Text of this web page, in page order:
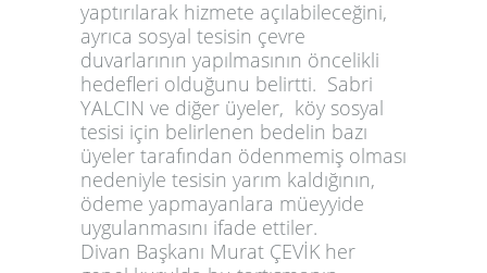
yaptırılarak hizmete açılabileceğini,
ayrıca sosyal tesisin çevre
duvarlarının yapılmasının öncelikli
hedefleri olduğunu belirtti. Sabri
YALCIN ve diğer üyeler, köy sosyal
tesisi için belirlenen bedelin bazı
üyeler tarafından ödenmemiş olması
nedeniyle tesisin yarım kaldığının,
ödeme yapmayanlara müeyyide
uygulanmasını ifade ettiler.
Divan Başkanı Murat ÇEVİK her